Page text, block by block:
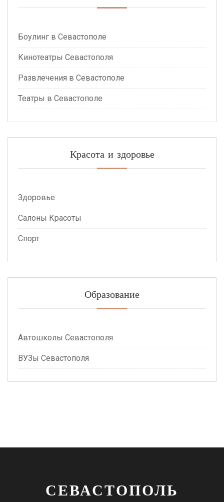
Боулинг в Севастополе
Кинотеатры Севастополя
Развлечения в Севастополе
Театры в Севастополе
Красота и здоровье
Здоровье
Салоны Красоты
Спорт
Образование
Автошколы Севастополя
ВУЗы Севастополя
СЕВАСТОПОЛЬ